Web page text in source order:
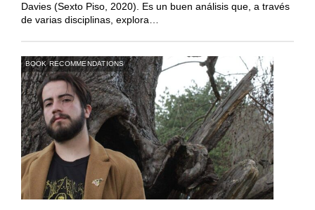
Davies (Sexto Piso, 2020). Es un buen análisis que, a través
de varias disciplinas, explora…
BOOK RECOMMENDATIONS